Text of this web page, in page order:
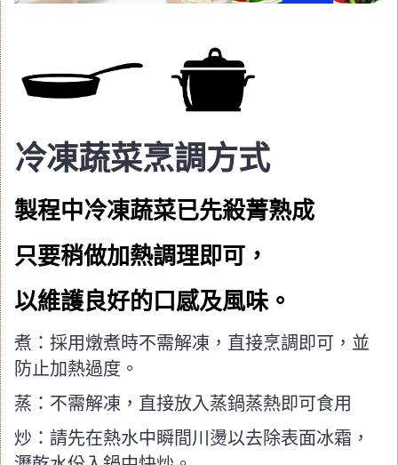
冷凍蔬菜烹調方式
製程中冷凍蔬菜已先殺菁熟成
只要稍做加熱調理即可，
以維護良好的口感及風味。
煮：採用燉煮時不需解凍，直接烹調即可，並
防止加熱過度。
蒸：不需解凍，直接放入蒸鍋蒸熱即可食用
炒：請先在熱水中瞬間川燙以去除表面冰霜，